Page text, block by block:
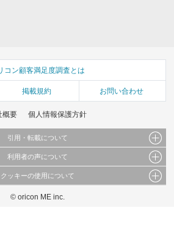
コン顧客満足度調査とは
掲載規約 お問い合わせ
概要 個人情報保護方針
引用・転載について
文字、写真、イラスト、画像データ等）及びこれらの配
無断転載・複製などの二次利用を行うことは固く禁じて
利用者の声について
べてサービスの利用者が提出された見解・感想です。
ご理解いただいた上でご覧ください。
クッキーの使用について
て、ユーザーに合わせたコンテンツや広告の表示、ソー
© oricon ME inc.